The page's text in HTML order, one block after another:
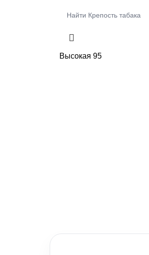
Высокая 95